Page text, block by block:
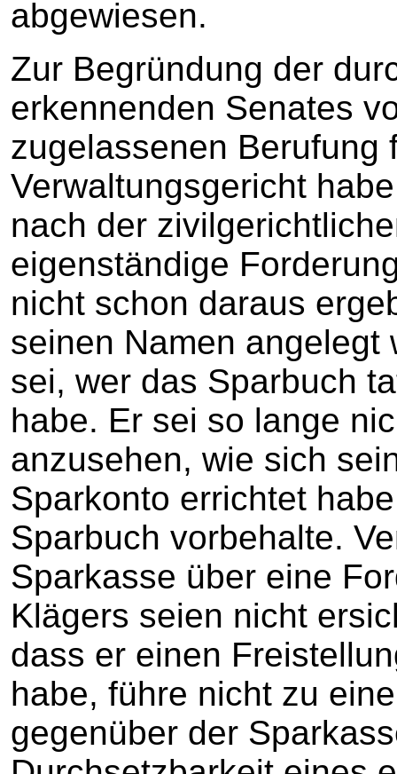
abgewiesen.
Zur Begründung der
erkennenden Senates
zugelassenen Berufung
Verwaltungsgericht
nach der
eigenständige
nicht schon daraus
seinen Namen angelegt
sei, wer das Sparbuch
habe. Er sei so lange
anzusehen, wie sich
Sparkonto errichtet
Sparbuch vorbehalte.
Sparkasse über eine
Klägers seien nicht
dass er einen
habe, führe nicht zu
gegenüber der